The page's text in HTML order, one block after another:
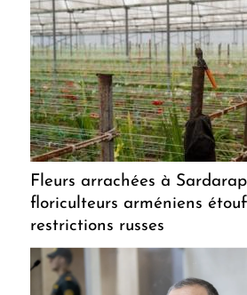
Fleurs arrachées à
floriculteurs arméniens
restrictions russes